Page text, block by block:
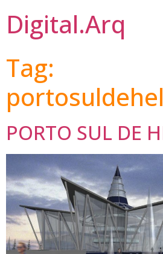
Digital.Arq
Tag:
PORTO SUL DE